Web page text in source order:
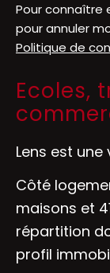
Pour connaître
pour annuler
Politique de
Ecoles,
Lens est une
Côté
maisons et
répartition
profil